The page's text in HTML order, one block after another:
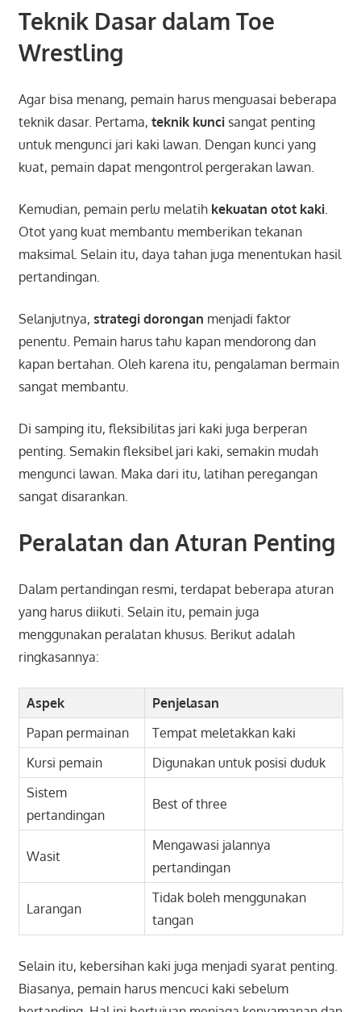
Teknik Dasar dalam Toe
Wrestling
Agar bisa menang, pemain harus menguasai beberapa
teknik dasar. Pertama, teknik kuncisangat penting
untuk mengunci jari kaki lawan. Dengan kunci yang
kuat, pemain dapat mengontrol pergerakan lawan.
Kemudian, pemain perlu melatih kekuatan otot kaki.
Otot yang kuat membantu memberikan tekanan
maksimal. Selain itu, daya tahan juga menentukan hasil
pertandingan.
Selanjutnya, strategi dorongan menjadi faktor
penentu. Pemain harus tahu kapan mendorong dan
kapan bertahan. Oleh karena itu, pengalaman bermain
sangat membantu.
Di samping itu, fleksibilitas jari kaki juga berperan
penting. Semakin fleksibel jari kaki, semakin mudah
mengunci lawan. Maka dari itu, latihan peregangan
sangat disarankan.
Peralatan dan Aturan Penting
Dalam pertandingan resmi, terdapat beberapa aturan
yang harus diikuti. Selain itu, pemain juga
menggunakan peralatan khusus. Berikut adalah
ringkasannya:
Aspek
Penjelasan
Papan permainan
Tempat meletakkan kaki
Kursi pemain
Digunakan untuk posisi duduk
Sistem
pertandingan
Best of three
Wasit
Mengawasi jalannya
pertandingan
Larangan
Tidak boleh menggunakan
tangan
Selain itu, kebersihan kaki juga menjadi syarat penting.
Biasanya, pemain harus mencuci kaki sebelum